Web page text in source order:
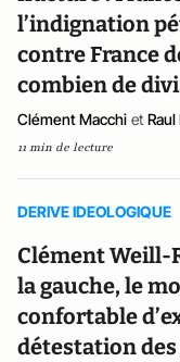
l’indignation
contre France
combien de
Clément Macchi et
11 min de lecture
DERIVE IDEOLOGIQUE
Clément Weill-
la gauche, le
confortable
détestation des